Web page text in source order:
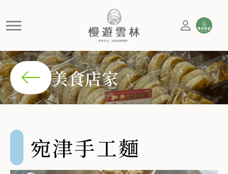
「宛津手工麵」的手工麵條Q彈有勁，搭配自製辣椒醬香
美食店家
宛津手工麵